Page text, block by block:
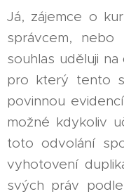
Já, zájemce o
správcem, nebo
souhlas uděluji
pro který tento
povinnou
možné kdykoliv
toto odvolání
vyhotovení
svých práv